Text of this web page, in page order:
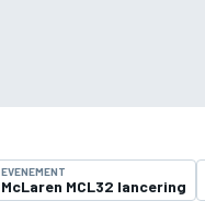
EVENEMENT
McLaren MCL32 lancering